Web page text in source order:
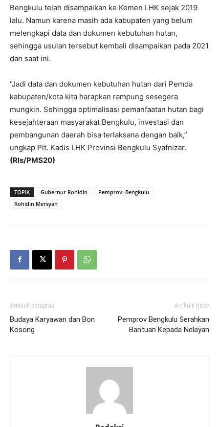
Bengkulu telah disampaikan ke Kemen LHK sejak 2019
lalu. Namun karena masih ada kabupaten yang belum
melengkapi data dan dokumen kebutuhan hutan,
sehingga usulan tersebut kembali disampaikan pada 2021
dan saat ini.
“Jadi data dan dokumen kebutuhan hutan dari Pemda
kabupaten/kota kita harapkan rampung sesegera
mungkin. Sehingga optimalisasi pemanfaatan hutan bagi
kesejahteraan masyarakat Bengkulu, investasi dan
pembangunan daerah bisa terlaksana dengan baik,”
ungkap Plt. Kadis LHK Provinsi Bengkulu Syafnizar.
(Rls/PMS20)
TOPIK Gubernur Rohidin
Pemprov. Bengkulu
Rohidin Mersyah
Artikulli paraprak
Budaya Karyawan dan Bon
Kosong
Artikulli tjetër
Pemprov Bengkulu Serahkan
Bantuan Kepada Nelayan